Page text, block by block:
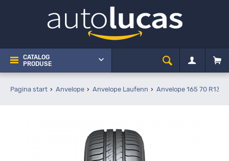
CATALOG
PRODUSE
Pagina start Anvelope Anvelope Laufenn Anvelope 165 70 R13